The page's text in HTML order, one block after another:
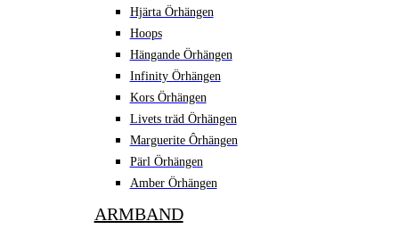
Hjärta Örhängen
Hoops
Hängande Örhängen
Infinity Örhängen
Kors Örhängen
Livets träd Örhängen
Marguerite Ôrhängen
Pärl Örhängen
Amber Örhängen
ARMBAND